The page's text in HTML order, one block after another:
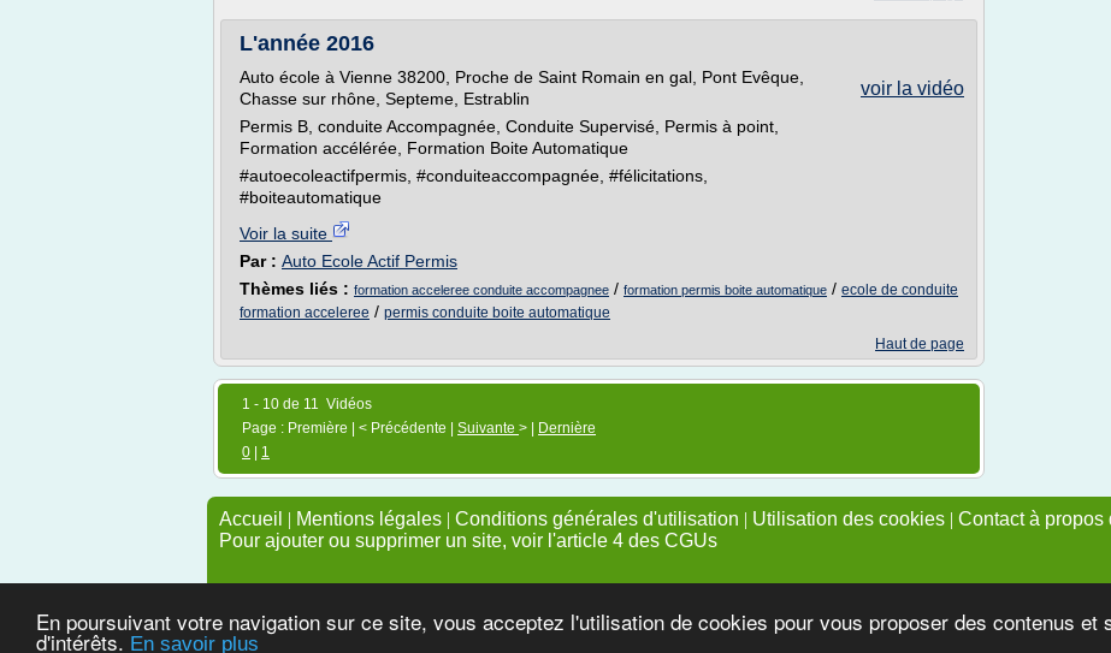
En poursuivant votre navigation sur ce site, vous acceptez l'utilisation de cookies pour vous proposer des contenus
d'intérêts. En savoir plus
L'année 2016
voir la vidéo
Auto école à Vienne 38200, Proche de Saint Romain en gal, Pont Evêque,
Chasse sur rhône, Septeme, Estrablin
Permis B, conduite Accompagnée, Conduite Supervisé, Permis à point,
Formation accélérée, Formation Boite Automatique
#autoecoleactifpermis, #conduiteaccompagnée, #félicitations,
#boiteautomatique
Voir la suite
Par : Auto Ecole Actif Permis
Thèmes liés : formation acceleree conduite accompagnee / formation permis boite automatique / ecole de conduite
formation acceleree / permis conduite boite automatique
Haut de page
1 - 10 de 11 Vidéos
Page : Première | < Précédente | Suivante > |
Dernière
0
1
Accueil | Mentions légales | Conditions générales d'utilisation | Utilisation des cookies | Contact à propos
Pour ajouter ou supprimer un site, voir l'article 4 des CGUs